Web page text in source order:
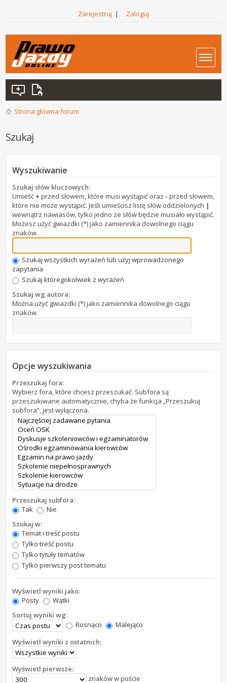
Zarejestruj | Zaloguj
Strona główna forum
Szukaj
Wyszukiwanie
Szukaj słów kluczowych:
Umieść + przed słowem, które musi wystąpić oraz - przed słowem,
które nie może wystąpić. Jeśli umieścisz listę słów oddzielonych |
wewnątrz nawiasów, tylko jedno ze słów będzie musiało wystąpić.
Możesz użyć gwiazdki (*) jako zamiennika dowolnego ciągu
znaków.
Szukaj wszystkich wyrażeń lub użyj wprowadzonego
zapytania
Szukaj któregokolwiek z wyrażeń
Szukaj wg autora:
Można użyć gwiazdki (*) jako zamiennika dowolnego ciągu
znaków.
Opcje wyszukiwania
Przeszukaj fora:
Wybierz fora, które chcesz przeszukać. Subfora są
przeszukiwane automatycznie, chyba że funkcja „Przeszukuj
subfora”, jest wyłączona.
Przeszukaj subfora:
Tak
Nie
Szukaj w:
Temat i treść postu
Tylko treść postu
Tylko tytuły tematów
Tylko pierwszy post tematu
Wyświetl wyniki jako:
Posty
Wątki
Sortuj wyniki wg:
Rosnąco
Malejąco
Wyświetl wyniki z ostatnich:
Wyświetl pierwsze:
znaków w poście